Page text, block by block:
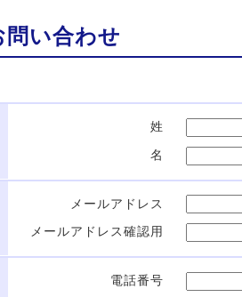
問い合わせ
姓
名
メールアドレス
メールアドレス確認用
電話番号